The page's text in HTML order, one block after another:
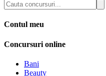
Contul meu
Concursuri online
Bani
Beauty